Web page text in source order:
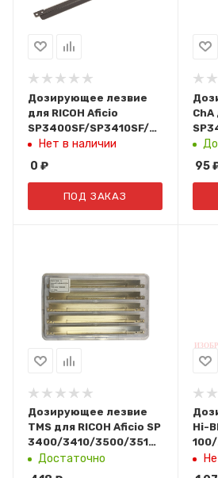
Дозирующее лезвие
для RICOH Aficio
SP3400SF/SP3410SF/SP3500SF/
(CET), CET5155
Нет в наличии
0 ₽
ПОД ЗАКАЗ
ChA
95
Дозирующее лезвие
TMS для RICOH Aficio SP
3400/3410/3500/3510
(упаковка 5 шт)
TMS095A
Достаточно
Hi-
шт./